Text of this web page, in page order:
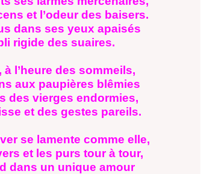
et l’odeur des baisers.
dans ses yeux apaisés
rigide des suaires.
l’heure des sommeils,
aux paupières blêmies
des vierges endormies,
et des gestes pareils.
se lamente comme elle,
et les purs tour à tour,
dans un unique amour